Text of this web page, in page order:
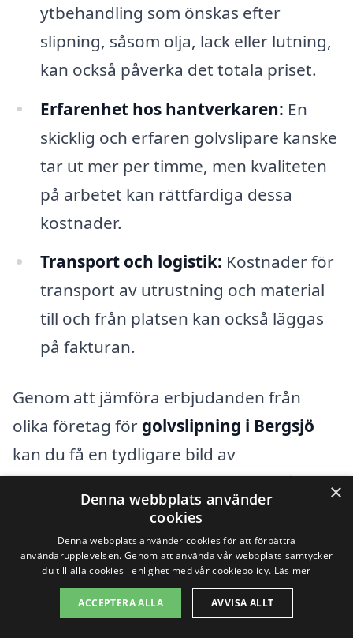
ytbehandling som önskas efter
slipning, såsom olja, lack eller lutning,
kan också påverka det totala priset.
Erfarenhet hos hantverkaren: En
skicklig och erfaren golvslipare kanske
tar ut mer per timme, men kvaliteten
på arbetet kan rättfärdiga dessa
kostnader.
Transport och logistik: Kostnader för
transport av utrustning och material
till och från platsen kan också läggas
på fakturan.
Genom att jämföra erbjudanden från
olika företag för golvslipning i Bergsjö
kan du få en tydligare bild av
marknadspriserna och vad som ingår i
varje offert. Att få flera anbud gör också
att du har möjlighet att välja den lösning
som passar bäst för dina behov och din
budget. Det är alltid en bra idé att
diskutera detaljplanen med hantverkaren,
×
Denna webbplats använder
cookies
Denna webbplats använder cookies för att förbättra
användarupplevelsen. Genom att använda vår webbplats samtycker
du till alla cookies i enlighet med vår cookiepolicy. Läs mer
ACCEPTERA ALLA AVVISA ALLT